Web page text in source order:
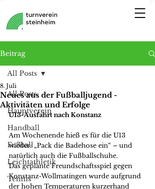
Beitrag
All Posts
Hauptverein
Handball
Fußball
Leichtathletik
Tennis
All Posts
Neues aus der Fußballjugend -
Aktivitäten und Erfolge
8. Juli
U13-Ausfahrt nach Konstanz
Am Wochenende hieß es für die U13
wieder: „Pack die Badehose ein“ – und
natürlich auch die Fußballschuhe.
Das geplante Freundschaftsspiel gegen
Konstanz-Wollmatingen wurde aufgrund
der hohen Temperaturen kurzerhand